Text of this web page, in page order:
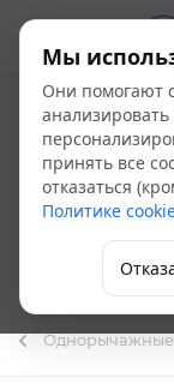
КС-11-
Однорычажные
Мы
Они помогают
принять все
отказаться
Политике